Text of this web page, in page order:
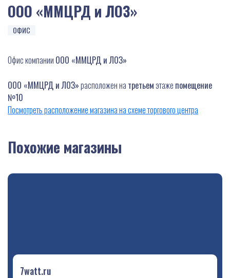
ООО «ММЦРД и ЛОЗ»
ОФИС
Офис компании ООО «ММЦРД и ЛОЗ»
ООО «ММЦРД и ЛОЗ»расположен на третьемэтаже помещение
№10
Посмотреть расположение магазина на схеме торгового центра
Похожие магазины
7watt.ru